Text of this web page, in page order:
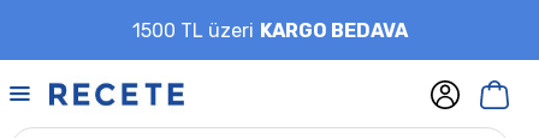
1500 TL üzeri KARGO BEDAVA